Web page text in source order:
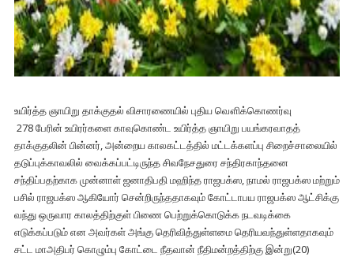
உயிர்த்த ஞாயிறு தாக்குதல் விசாரணையில் புதிய வௌிக்கொணர்வு
278 பேரின் உயிரர்களை காவுகொண்ட உயிர்த்த ஞாயிறு பயங்கரவாதத்
தாக்குதலின் பின்னர், அன்றைய காலகட்டத்தில் மட்டக்களப்பு சிறைச்சாலையில்
தடுப்புக்காவலில் வைக்கப்பட்டிருந்த சிவநேசதுரை சந்திரகாந்தனை
சந்திப்பதற்காக முன்னாள் ஜனாதிபதி மஹிந்த ராஜபக்ஸ, நாமல் ராஜபக்ஸ மற்றும்
பசில் ராஜபக்ஸ ஆகியோர் சென்றிருந்ததாகவும் கோட்டாபய ராஜபக்ஸ ஆட்சிக்கு
வந்து ஒருவார காலத்திற்குள் பிணை பெற்றுக்கொடுக்க நடவடிக்கை
எடுக்கப்படும் என அவர்கள் அங்கு தெரிவித்துள்ளமை தெரியவந்துள்ளதாகவும்
சட்ட மாஅதிபர் கொழும்பு கோட்டை நீதவான் நீதிமன்றத்திற்கு இன்று(20)